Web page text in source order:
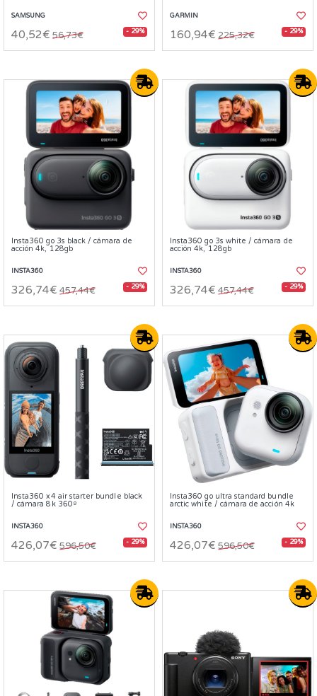
SAMSUNG
40,52€ 56,73€ - 29%
GARMIN
160,94€ 225,32€ - 29%
Insta360 go 3s black / cámara de
acción 4k, 128gb
INSTA360
326,74€ 457,44€ - 29%
Insta360 go 3s white / cámara de
acción 4k, 128gb
INSTA360
326,74€ 457,44€ - 29%
Insta360 x4 air starter bundle black
/ cámara 8k 360º
INSTA360
426,07€ 596,50€ - 29%
Insta360 go ultra standard bundle
arctic white / cámara de acción 4k
INSTA360
426,07€ 596,50€ - 29%